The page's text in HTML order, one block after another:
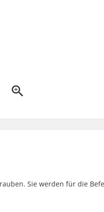
Sie werden für die